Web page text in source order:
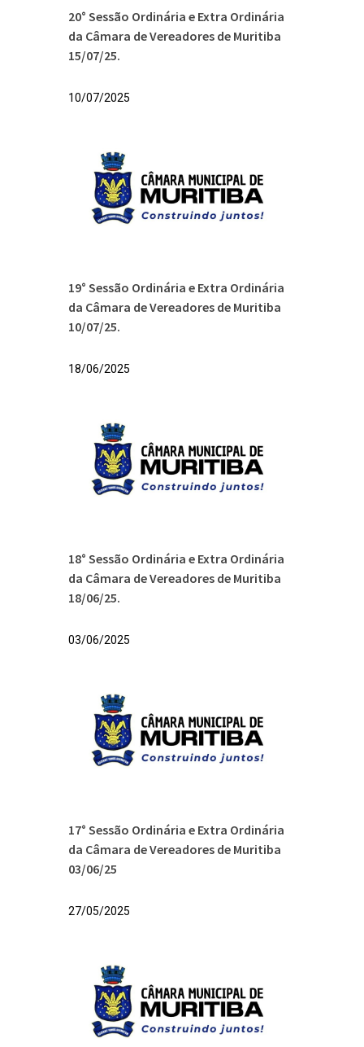
20° Sessão Ordinária e Extra Ordinária
da Câmara de Vereadores de Muritiba
15/07/25.
10/07/2025
19° Sessão Ordinária e Extra Ordinária
da Câmara de Vereadores de Muritiba
10/07/25.
18/06/2025
18° Sessão Ordinária e Extra Ordinária
da Câmara de Vereadores de Muritiba
18/06/25.
03/06/2025
17° Sessão Ordinária e Extra Ordinária
da Câmara de Vereadores de Muritiba
03/06/25
27/05/2025